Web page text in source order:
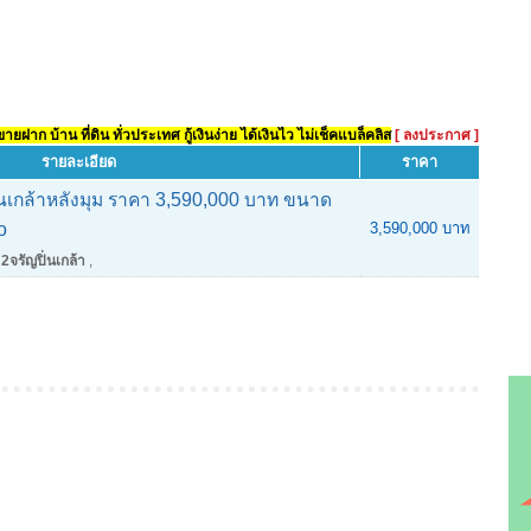
ยฝาก บ้าน ที่ดิน ทั่วประเทศ กู้เงินง่าย ได้เงินไว ไม่เช็คแบล็คลิส [ ลงประกาศ ]
รายละเอียด ราคา
กล้าหลังมุม ราคา 3,590,000 บาท ขนาด
จรัญปิ่นเกล้า ,
3,590,000 บาท